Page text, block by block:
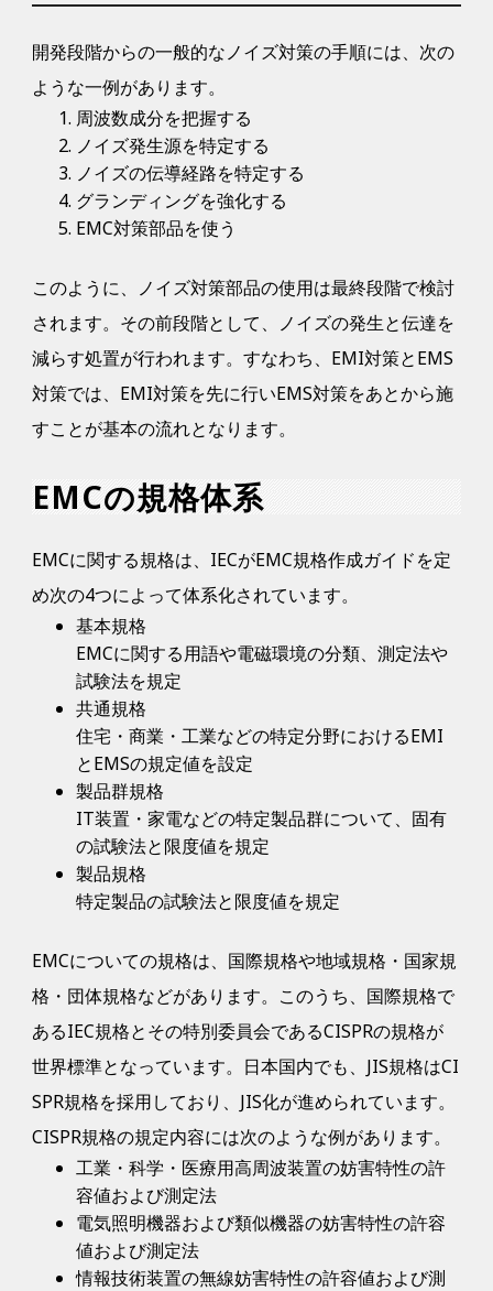
開発段階からの一般的なノイズ対策の手順には、次の
ような一例があります。
周波数成分を把握する
ノイズ発生源を特定する
ノイズの伝導経路を特定する
グランディングを強化する
EMC対策部品を使う
このように、ノイズ対策部品の使用は最終段階で検討
されます。その前段階として、ノイズの発生と伝達を
減らす処置が行われます。すなわち、EMI対策とEMS
対策では、EMI対策を先に行いEMS対策をあとから施
すことが基本の流れとなります。
EMCの規格体系
EMCに関する規格は、IECがEMC規格作成ガイドを定
め次の4つによって体系化されています。
基本規格
EMCに関する用語や電磁環境の分類、測定法や
試験法を規定
共通規格
住宅・商業・工業などの特定分野におけるEMI
とEMSの規定値を設定
製品群規格
IT装置・家電などの特定製品群について、固有
の試験法と限度値を規定
製品規格
特定製品の試験法と限度値を規定
EMCについての規格は、国際規格や地域規格・国家規
格・団体規格などがあります。このうち、国際規格で
あるIEC規格とその特別委員会であるCISPRの規格が
世界標準となっています。日本国内でも、JIS規格はCI
SPR規格を採用しており、JIS化が進められています。
CISPR規格の規定内容には次のような例があります。
工業・科学・医療用高周波装置の妨害特性の許
容値および測定法
電気照明機器および類似機器の妨害特性の許容
値および測定法
情報技術装置の無線妨害特性の許容値および測